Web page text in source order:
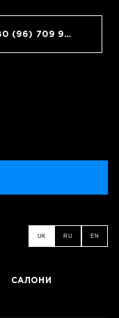
+380 (96) 709 99 59
UK RU EN
САЛОНИ